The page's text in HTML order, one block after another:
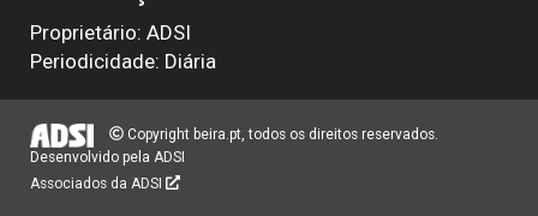
Proprietário: ADSI
Periodicidade: Diária
Copyright beira.pt, todos os direitos reservados.
Desenvolvido pela ADSI
Associados da ADSI